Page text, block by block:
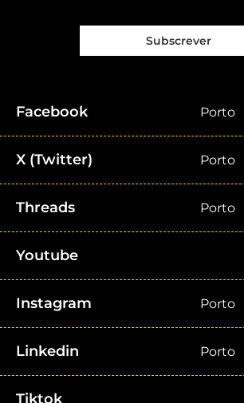
Subscrever
Facebook Porto
X (Twitter) Porto
Threads Porto
Youtube
Instagram Porto
Linkedin Porto
Tiktok